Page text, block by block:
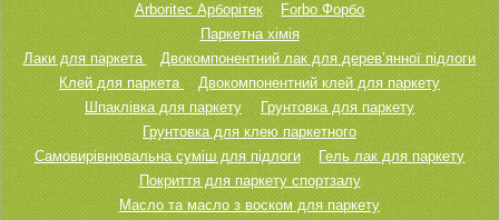
Arboritec Арборітек
Forbo Форбо
Паркетна хімія
Лаки для паркета
Двокомпонентний лак для дерев’янної підлоги
Клей для паркета
Двокомпонентний клей для паркету
Шпаклівка для паркету
Грунтовка для паркету
Грунтовка для клею паркетного
Самовирівнювальна суміш для підлоги
Гель лак для паркету
Покриття для паркету спортзалу
Масло та масло з воском для паркету